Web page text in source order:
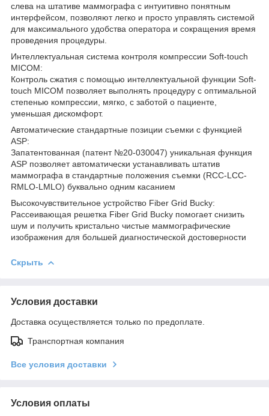
слева на штативе маммографа с интуитивно понятным
интерфейсом, позволяют легко и просто управлять системой
для максимального удобства оператора и сокращения время
проведения процедуры.
Интеллектуальная система контроля компрессии Soft-touch
MICOM:
Контроль сжатия с помощью интеллектуальной функции Soft-
touch MICOM позволяет выполнять процедуру с оптимальной
степенью компрессии, мягко, с заботой о пациенте,
уменьшая дискомфорт.
Автоматические стандартные позиции съемки с функцией
ASP:
Запатентованная (патент №20-030047) уникальная функция
ASP позволяет автоматически устанавливать штатив
маммографа в стандартные положения съемки (RCC-LCC-
RMLO-LMLO) буквально одним касанием
Высокочувствительное устройство Fiber Grid Bucky:
Рассеивающая решетка Fiber Grid Bucky помогает снизить
шум и получить кристально чистые маммографические
изображения для большей диагностической достоверности
Скрыть
Условия доставки
Доставка осуществляется только по предоплате.
Транспортная компания
Все условия доставки
Условия оплаты